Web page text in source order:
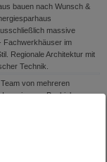
bauen nach Wunsch &
massive
Fachwerkhäuser im
Regionale Architektur mit
Technik.
von mehreren
Baubiologen